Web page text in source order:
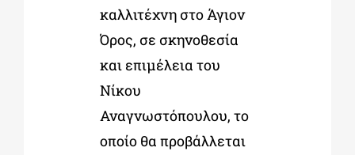
καλλιτέχνη στο Άγιον
Όρος, σε σκηνοθεσία
και επιμέλεια του
Νίκου
Αναγνωστόπουλου, το
οποίο θα προβάλλεται